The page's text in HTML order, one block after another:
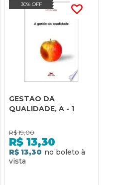
30% OFF
GESTAO DA
QUALIDADE, A - 1
R$ 19,00
R$ 13,30
R$ 13,30